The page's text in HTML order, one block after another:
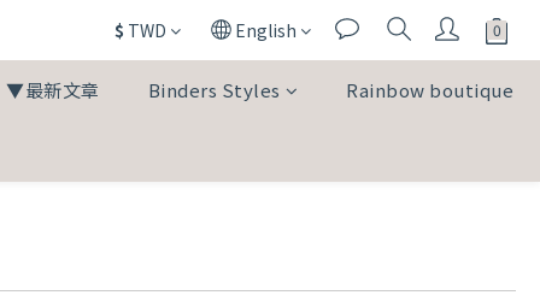
$ TWD English
▼最新文章 Binders Styles Rainbow boutique